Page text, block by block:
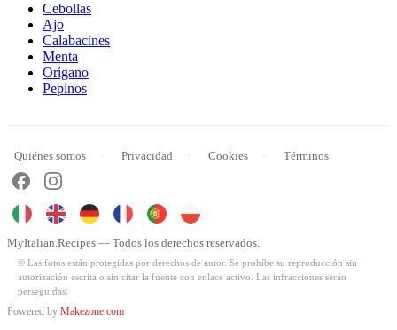
Cebollas
Ajo
Calabacines
Menta
Orígano
Pepinos
Quiénes somos Privacidad Cookies Términos
MyItalian.Recipes — Todos los derechos reservados.
© Las fotos están protegidas por derechos de autor. Se prohíbe su reproducción sin
autorización escrita o sin citar la fuente con enlace activo. Las infracciones serán
perseguidas.
Powered by Makezone.com